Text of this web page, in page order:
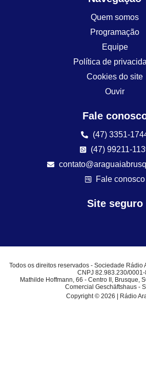
Quem somos
Programação
Equipe
Política de
Cookies do site
Ouvir
Fale
(47) 3351-
(47) 99211-
Fale conosco
Site seguro
Todos os direitos reservados - Sociedade Rádio
CNPJ 82.983.230/0001-
Mathilde Hoffmann, 66 - Centro II, Brusque,
Comercial Geschäftshaus -
Copyright © 2026 | Rádio